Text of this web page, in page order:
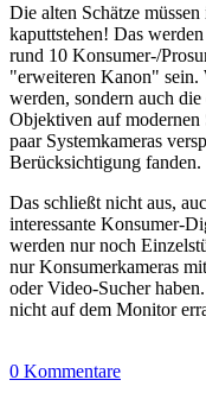
Die alten Schätze
kaputtstehen! Das
rund 10 Konsumer-/
"erweiteren Kanon" sein.
werden, sondern auch
Objektiven auf modernen
paar Systemkameras
Berücksichtigung fanden.
Das schließt nicht aus,
interessante Konsumer-
werden nur noch
nur Konsumerkameras
oder Video-Sucher
nicht auf dem Monitor
0 Kommentare